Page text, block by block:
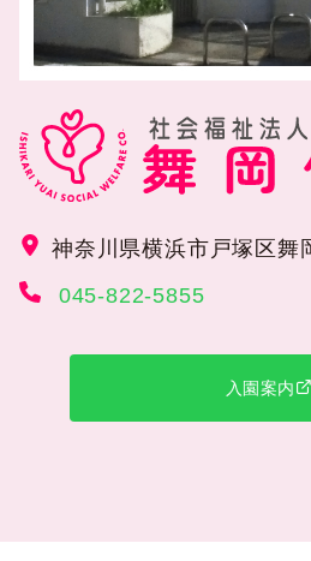
神奈川県横浜市戸塚区舞
045-822-5855
入園案内